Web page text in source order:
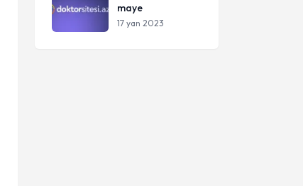
maye
17 yan 2023